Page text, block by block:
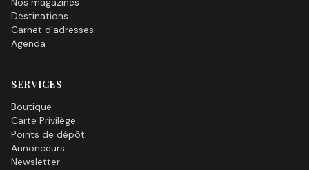
Destinations
Carnet d'adresses
Agenda
SERVICES
Boutique
Carte Privilège
Points de dépôt
Annonceurs
Newsletter